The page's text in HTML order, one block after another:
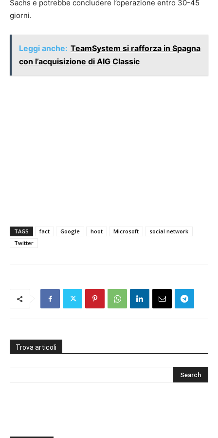
Sachs e potrebbe concludere l’operazione entro 30-45
giorni.
Leggi anche: TeamSystem si rafforza in Spagna
con l’acquisizione di AIG Classic
TAGS fact Google hoot Microsoft
social network
Twitter
Trova articoli